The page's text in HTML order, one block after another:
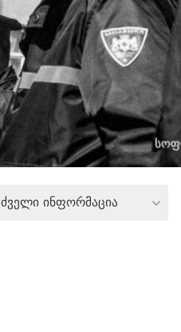
ძველი ინფორმაცია